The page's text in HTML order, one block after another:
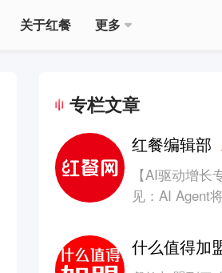
关于红餐 更多
专栏文章
红餐编辑部
【AI驱动增长
见：AI Agent
什么值得